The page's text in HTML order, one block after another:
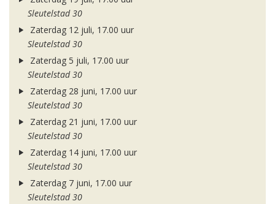
Sleutelstad 30
Zaterdag 12 juli, 17.00 uur
Sleutelstad 30
Zaterdag 5 juli, 17.00 uur
Sleutelstad 30
Zaterdag 28 juni, 17.00 uur
Sleutelstad 30
Zaterdag 21 juni, 17.00 uur
Sleutelstad 30
Zaterdag 14 juni, 17.00 uur
Sleutelstad 30
Zaterdag 7 juni, 17.00 uur
Sleutelstad 30